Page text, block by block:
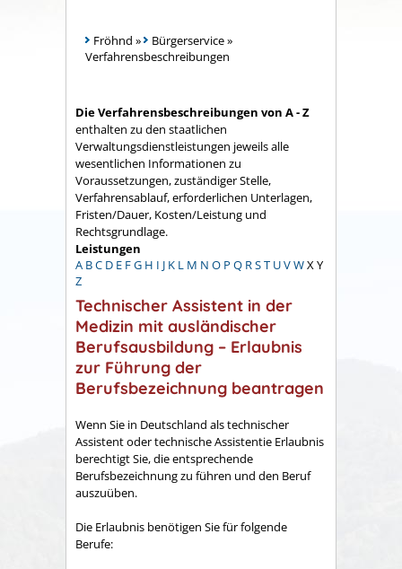
Fröhnd » Bürgerservice»
Verfahrensbeschreibungen
Die Verfahrensbeschreibungen von A - Z
enthalten zu den staatlichen
Verwaltungsdienstleistungen jeweils alle
wesentlichen Informationen zu
Voraussetzungen, zuständiger Stelle,
Verfahrensablauf, erforderlichen Unterlagen,
Fristen/Dauer, Kosten/Leistung und
Rechtsgrundlage.
Leistungen
A BC D E FG H I J K L M N O P Q RST UVWX Y
Z
Technischer Assistent in der
Medizin mit ausländischer
Berufsausbildung – Erlaubnis
zur Führung der
Berufsbezeichnung beantragen
Wenn Sie in Deutschland als technischer
Assistent oder technische Assistentie Erlaubnis
berechtigt Sie, die entsprechende
Berufsbezeichnung zu führen und den Beruf
auszuüben.
Die Erlaubnis benötigen Sie für folgende
Berufe: